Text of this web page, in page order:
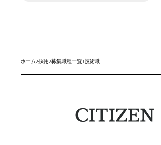
ホーム>採用>募集職種一覧>技術職